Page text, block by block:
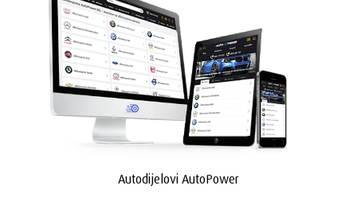
Autodijelovi AutoPower